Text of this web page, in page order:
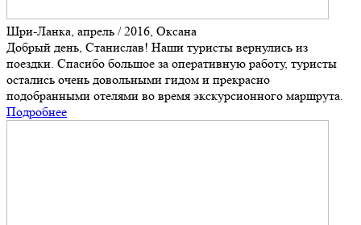
Шри-Ланка, апрель / 2016, Оксана
Добрый день, Станислав! Наши туристы вернулись из
поездки. Спасибо большое за оперативную работу, туристы
остались очень довольными гидом и прекрасно
подобранными отелями во время экскурсионного маршрута.
Подробнее